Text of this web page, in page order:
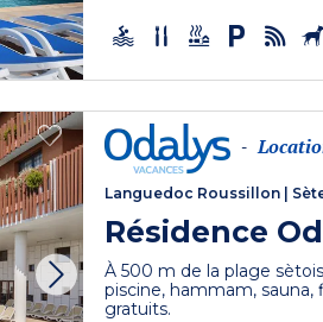
-
Languedoc Roussillon
Résidence
À 500 m de la plage
piscine, hammam,
gratuits.